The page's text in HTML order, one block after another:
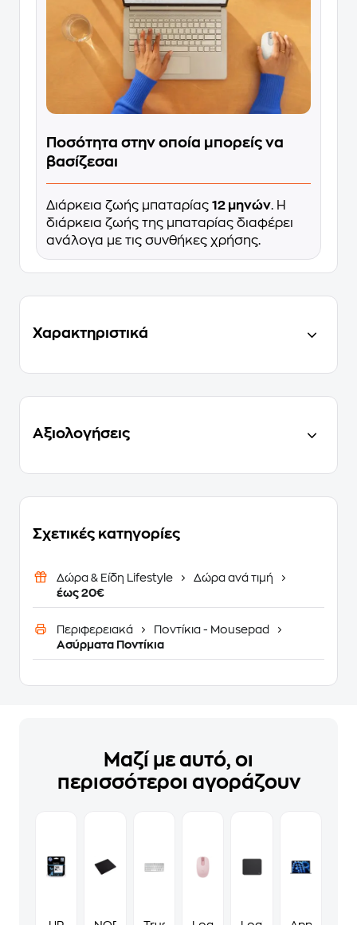
Ποσότητα στην οποία μπορείς να
βασίζεσαι
Διάρκεια ζωής μπαταρίας 12 μηνών. Η
διάρκεια ζωής της μπαταρίας διαφέρει
ανάλογα με τις συνθήκες χρήσης.
Χαρακτηριστικά
Αξιολογήσεις
Σχετικές κατηγορίες
Δώρα & Είδη Lifestyle
Δώρα ανά τιμή
έως 20€
Περιφερειακά
Ποντίκια - Mousepad
Ασύρματα Ποντίκια
Μαζί με αυτό, οι
περισσότεροι αγοράζουν